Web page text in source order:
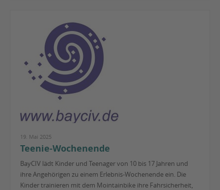
19. Mai 2025
Teenie-Wochenende
BayCIV lädt Kinder und Teenager von 10 bis 17 Jahren und
ihre Angehörigen zu einem Erlebnis-Wochenende ein. Die
Kinder trainieren mit dem Mointainbike ihre Fahrsicherheit,